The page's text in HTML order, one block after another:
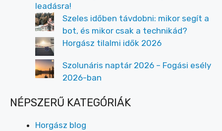
leadásra!
Szeles időben távdobni: mikor segít a
bot, és mikor csak a technikád?
Horgász tilalmi idők 2026
Szolunáris naptár 2026 – Fogási esély
2026-ban
NÉPSZERŰ KATEGÓRIÁK
Horgász blog